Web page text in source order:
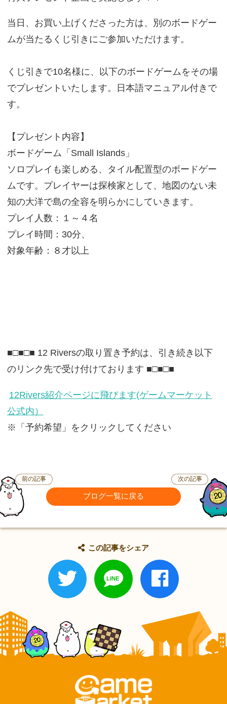
当日、お買い上げくださった方は、別のボードゲー
ムが当たるくじ引きにご参加いただけます。
くじ引きで10名様に、以下のボードゲームをその場
でプレゼントいたします。日本語マニュアル付きで
す。
【プレゼント内容】
ボードゲーム「Small Islands」
ソロプレイも楽しめる、タイル配置型のボードゲー
ムです。プレイヤーは探検家として、地図のない未
知の大洋で島の全容を明らかにしていきます。
プレイ人数：１～４名
プレイ時間：30分、
対象年齢：８才以上
■□■□■ 12 Riversの取り置き予約は、引き続き以下
のリンク先で受け付けております ■□■□■
12Rivers紹介ページに飛びます(ゲームマーケット
公式内）
※「予約希望」をクリックしてください
前の記事
ブログ一覧に戻る
次の記事
この記事をシェア